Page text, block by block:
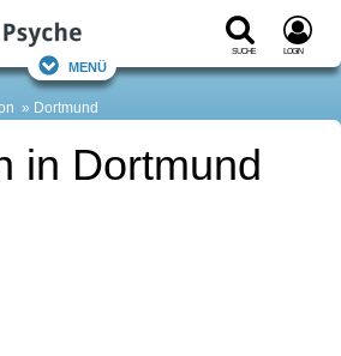
Suche Login
Menü
Dortmund
in Dortmund